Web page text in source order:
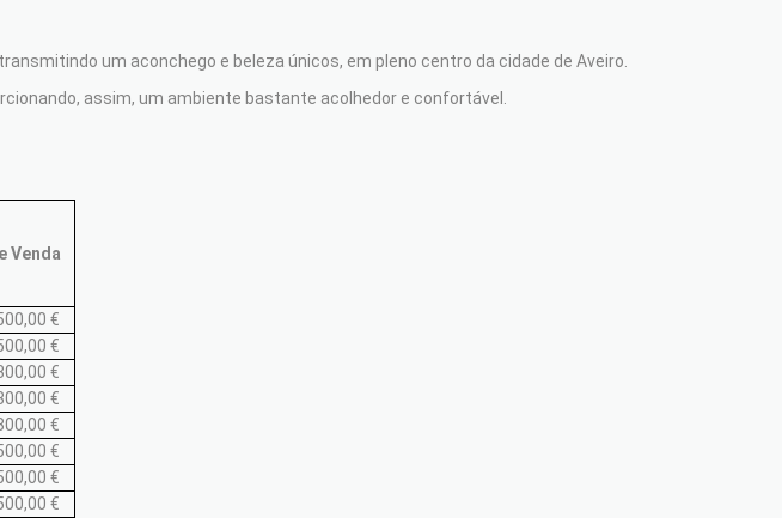
um aconchego e beleza únicos, em pleno centro da cidade de Aveiro.
assim, um ambiente bastante acolhedor e confortável.
Venda
€
€
€
€
€
€
€
€